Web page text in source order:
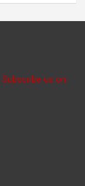
Subscribe us on